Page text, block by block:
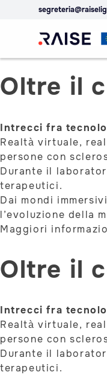
RAISE
Socio-
Oltre il
Intrecci fra
Realtà virtuale,
persone con
Durante il
terapeutici.
Dai mondi
l’evoluzione della
Maggiori
Oltre il
Intrecci fra
Realtà virtuale,
persone con
Durante il
terapeutici.